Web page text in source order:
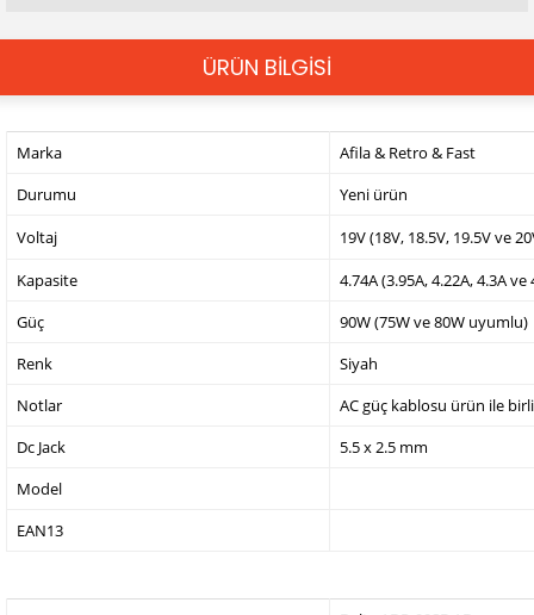
ÜRÜN BİLGİSİ
Marka
Afila & Retro & Fast
Durumu
Yeni ürün
Voltaj
19V (18V, 18.5V, 19.5V ve
Kapasite
4.74A (3.95A, 4.22A, 4.3A
Güç
90W (75W ve 80W uyumlu)
Renk
Siyah
Notlar
AC güç kablosu ürün ile
Dc Jack
5.5 x 2.5 mm
Model
EAN13